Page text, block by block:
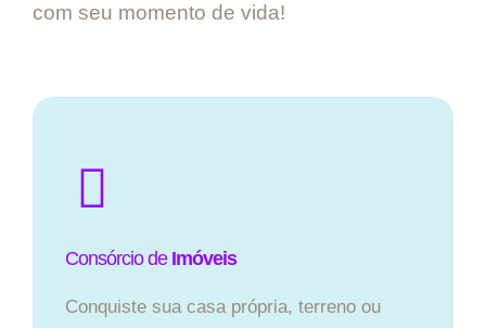
com seu momento de vida!
Consórcio de Imóveis
Conquiste sua casa própria, terreno ou